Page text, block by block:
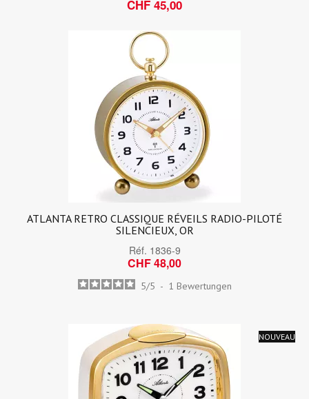
CHF 45,00
ATLANTA RETRO CLASSIQUE RÉVEILS RADIO-PILOTÉ
SILENCIEUX, OR
Réf. 1836-9
CHF 48,00
5/5 - 1 Bewertungen
NOUVEAU